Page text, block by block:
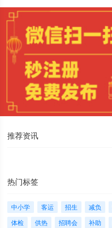
推荐资讯
热门标签
中小学 客运 招生 减负
体检
供热 招聘会 补助